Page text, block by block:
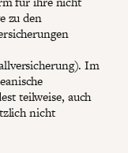
zu den
Im
teilweise, auch
nicht